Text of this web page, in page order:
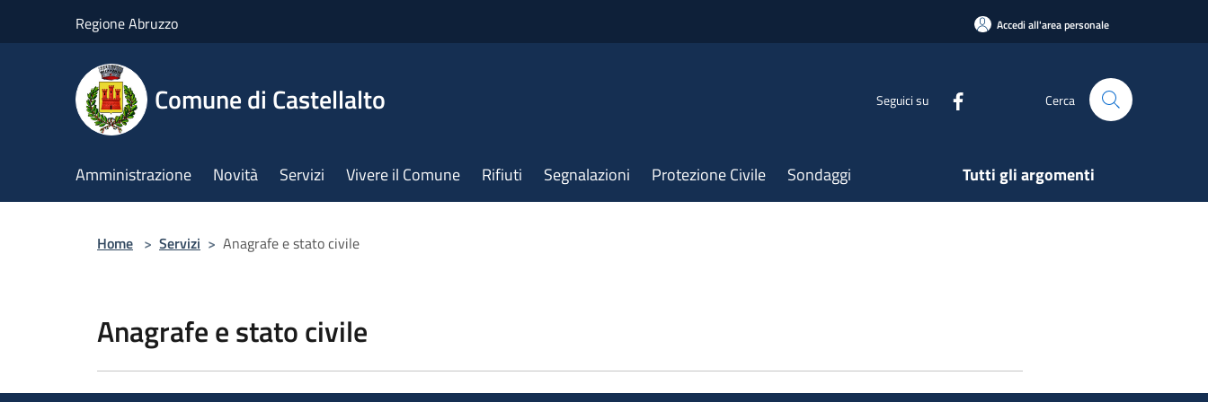
Regione Abruzzo Accedi all'area personale
Comune di Castellalto Seguici su Cerca
Amministrazione Novità Servizi Vivere il Comune Rifiuti Segnalazioni Protezione Civile Sondaggi Tutti gli argomenti
Home > Servizi > Anagrafe e stato civile
Anagrafe e stato civile